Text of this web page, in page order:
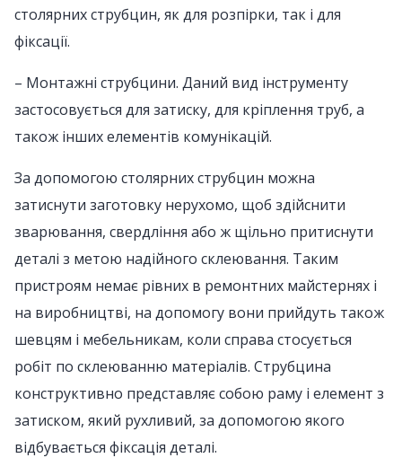
столярних струбцин, як для розпірки, так і для
фіксації.
– Монтажні струбцини. Даний вид інструменту
застосовується для затиску, для кріплення труб, а
також інших елементів комунікацій.
За допомогою столярних струбцин можна
затиснути заготовку нерухомо, щоб здійснити
зварювання, свердління або ж щільно притиснути
деталі з метою надійного склеювання. Таким
пристроям немає рівних в ремонтних майстернях і
на виробництві, на допомогу вони прийдуть також
шевцям і мебельникам, коли справа стосується
робіт по склеюванню матеріалів. Струбцина
конструктивно представляє собою раму і елемент з
затиском, який рухливий, за допомогою якого
відбувається фіксація деталі.